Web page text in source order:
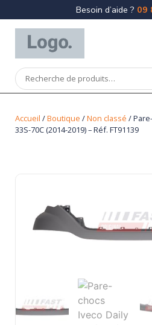
Besoin d’aide ? 09
Accueil /Boutique /Non classé /
33S-70C (2014-2019) – Réf. FT91139